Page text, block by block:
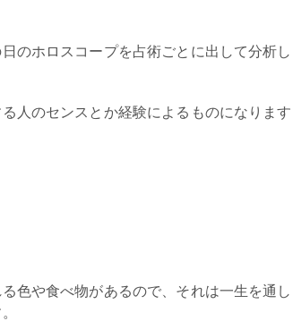
のホロスコープを占術ごとに出して分析し
人のセンスとか経験によるものになります
色や食べ物があるので、それは一生を通し